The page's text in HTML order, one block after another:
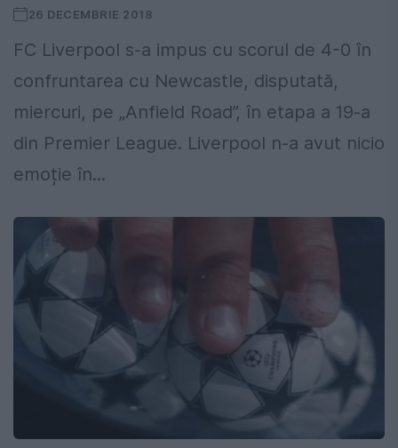
26 DECEMBRIE 2018
FC Liverpool s-a impus cu scorul de 4-0 în
confruntarea cu Newcastle, disputată,
miercuri, pe „Anfield Road”, în etapa a 19-a
din Premier League. Liverpool n-a avut nicio
emoție în...